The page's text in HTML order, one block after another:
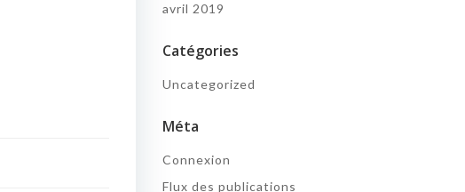
avril 2019
Catégories
Uncategorized
Méta
Connexion
Flux des publications